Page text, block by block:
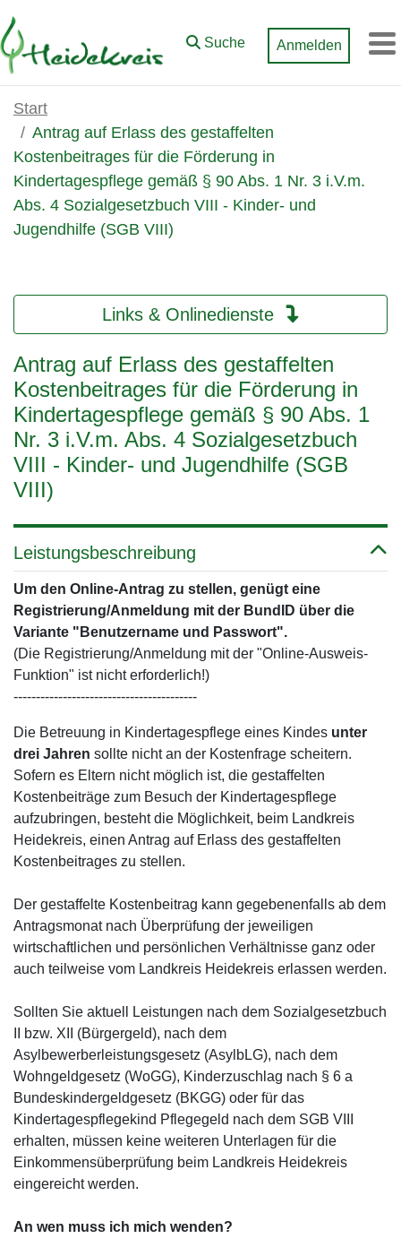
Zum Hauptinhalt springen
Suche Anmelden
Start
Antrag auf Erlass des gestaffelten
Kostenbeitrages für die Förderung in
Kindertagespflege gemäß § 90 Abs. 1 Nr. 3 i.V.m.
Abs. 4 Sozialgesetzbuch VIII - Kinder- und
Jugendhilfe (SGB VIII)
Links & Onlinedienste
Antrag auf Erlass des gestaffelten
Kostenbeitrages für die Förderung in
Kindertagespflege gemäß § 90 Abs. 1
Nr. 3 i.V.m. Abs. 4 Sozialgesetzbuch
VIII - Kinder- und Jugendhilfe (SGB
VIII)
Leistungsbeschreibung
Um den Online-Antrag zu stellen, genügt eine
Registrierung/Anmeldung mit der BundID über die
Variante "Benutzername und Passwort".
(Die Registrierung/Anmeldung mit der "Online-Ausweis-
Funktion" ist nicht erforderlich!)
-----------------------------------------
Die Betreuung in Kindertagespflege eines Kindes unter
drei Jahren sollte nicht an der Kostenfrage scheitern.
Sofern es Eltern nicht möglich ist, die gestaffelten
Kostenbeiträge zum Besuch der Kindertagespflege
aufzubringen, besteht die Möglichkeit, beim Landkreis
Heidekreis, einen Antrag auf Erlass des gestaffelten
Kostenbeitrages zu stellen.
Der gestaffelte Kostenbeitrag kann gegebenenfalls ab dem
Antragsmonat nach Überprüfung der jeweiligen
wirtschaftlichen und persönlichen Verhältnisse ganz oder
auch teilweise vom Landkreis Heidekreis erlassen werden.
Sollten Sie aktuell Leistungen nach dem Sozialgesetzbuch
II bzw. XII (Bürgergeld), nach dem
Asylbewerberleistungsgesetz (AsylbLG), nach dem
Wohngeldgesetz (WoGG), Kinderzuschlag nach § 6 a
Bundeskindergeldgesetz (BKGG) oder für das
Kindertagespflegekind Pflegegeld nach dem SGB VIII
erhalten, müssen keine weiteren Unterlagen für die
Einkommensüberprüfung beim Landkreis Heidekreis
eingereicht werden.
An wen muss ich mich wenden?